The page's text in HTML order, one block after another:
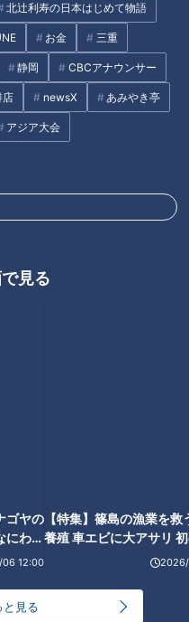
北辻利寿の日本はじめて物語
お金 三重
静岡 CBCアナウンサー
店 newsX あみやき亭
アジア大会
見る
ゴヤの
にわ実
検証
12:00
【特集】篠島の漁業を救
養殖 車エビに大アサリ
と見る